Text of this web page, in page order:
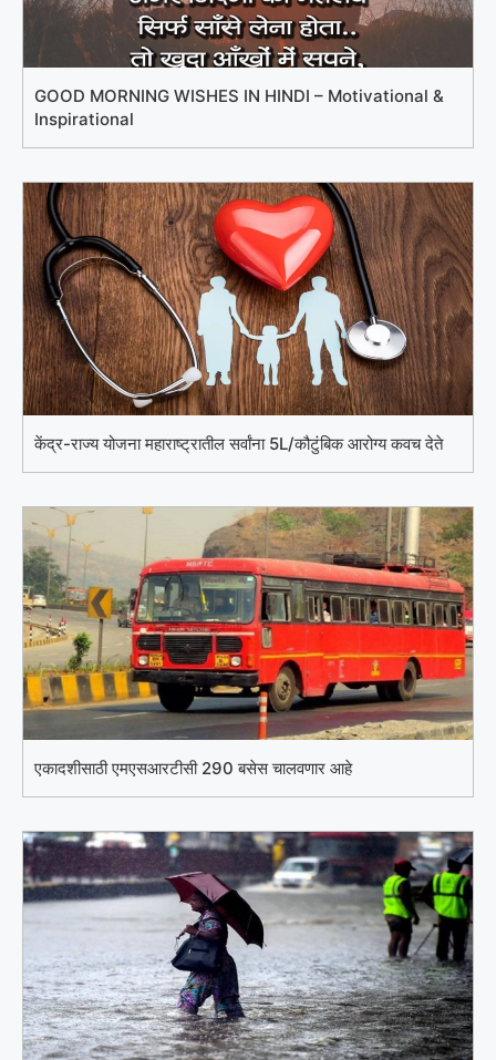
GOOD MORNING WISHES IN HINDI – Motivational &
Inspirational
केंद्र-राज्य योजना महाराष्ट्रातील सर्वांना 5L/कौटुंबिक आरोग्य कवच देते
एकादशीसाठी एमएसआरटीसी 290 बसेस चालवणार आहे